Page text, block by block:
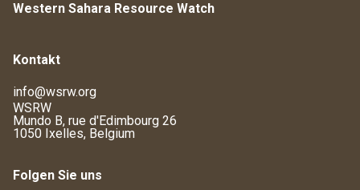
Western Sahara Resource Watch
Kontakt
info@wsrw.org
WSRW
Mundo B, rue d'Edimbourg 26
1050 Ixelles, Belgium
Folgen Sie uns